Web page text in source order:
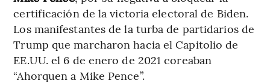
certificación de la victoria electoral de Biden.
Los manifestantes de la turba de partidarios de
Trump que marcharon hacia el Capitolio de
EE.UU. el 6 de enero de 2021 coreaban
“Ahorquen a Mike Pence”.